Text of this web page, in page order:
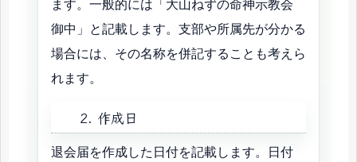
ます。一般的には「大山ねずの命神示教会
御中」と記載します。支部や所属先が分かる
場合には、その名称を併記することも考えら
れます。
2. 作成日
退会届を作成した日付を記載します。日付